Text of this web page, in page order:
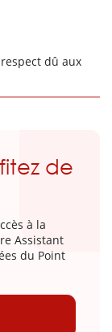
dû aux
de
à la
Assistant
du Point